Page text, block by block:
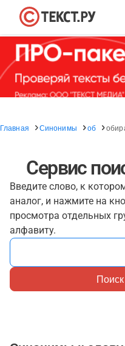
Главная Синонимы об
Сервис
Введите слово, к
аналог, и нажмите на
просмотра отдельных
алфавиту.